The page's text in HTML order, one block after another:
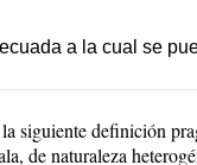
a la cual se
siguiente definición
de naturaleza